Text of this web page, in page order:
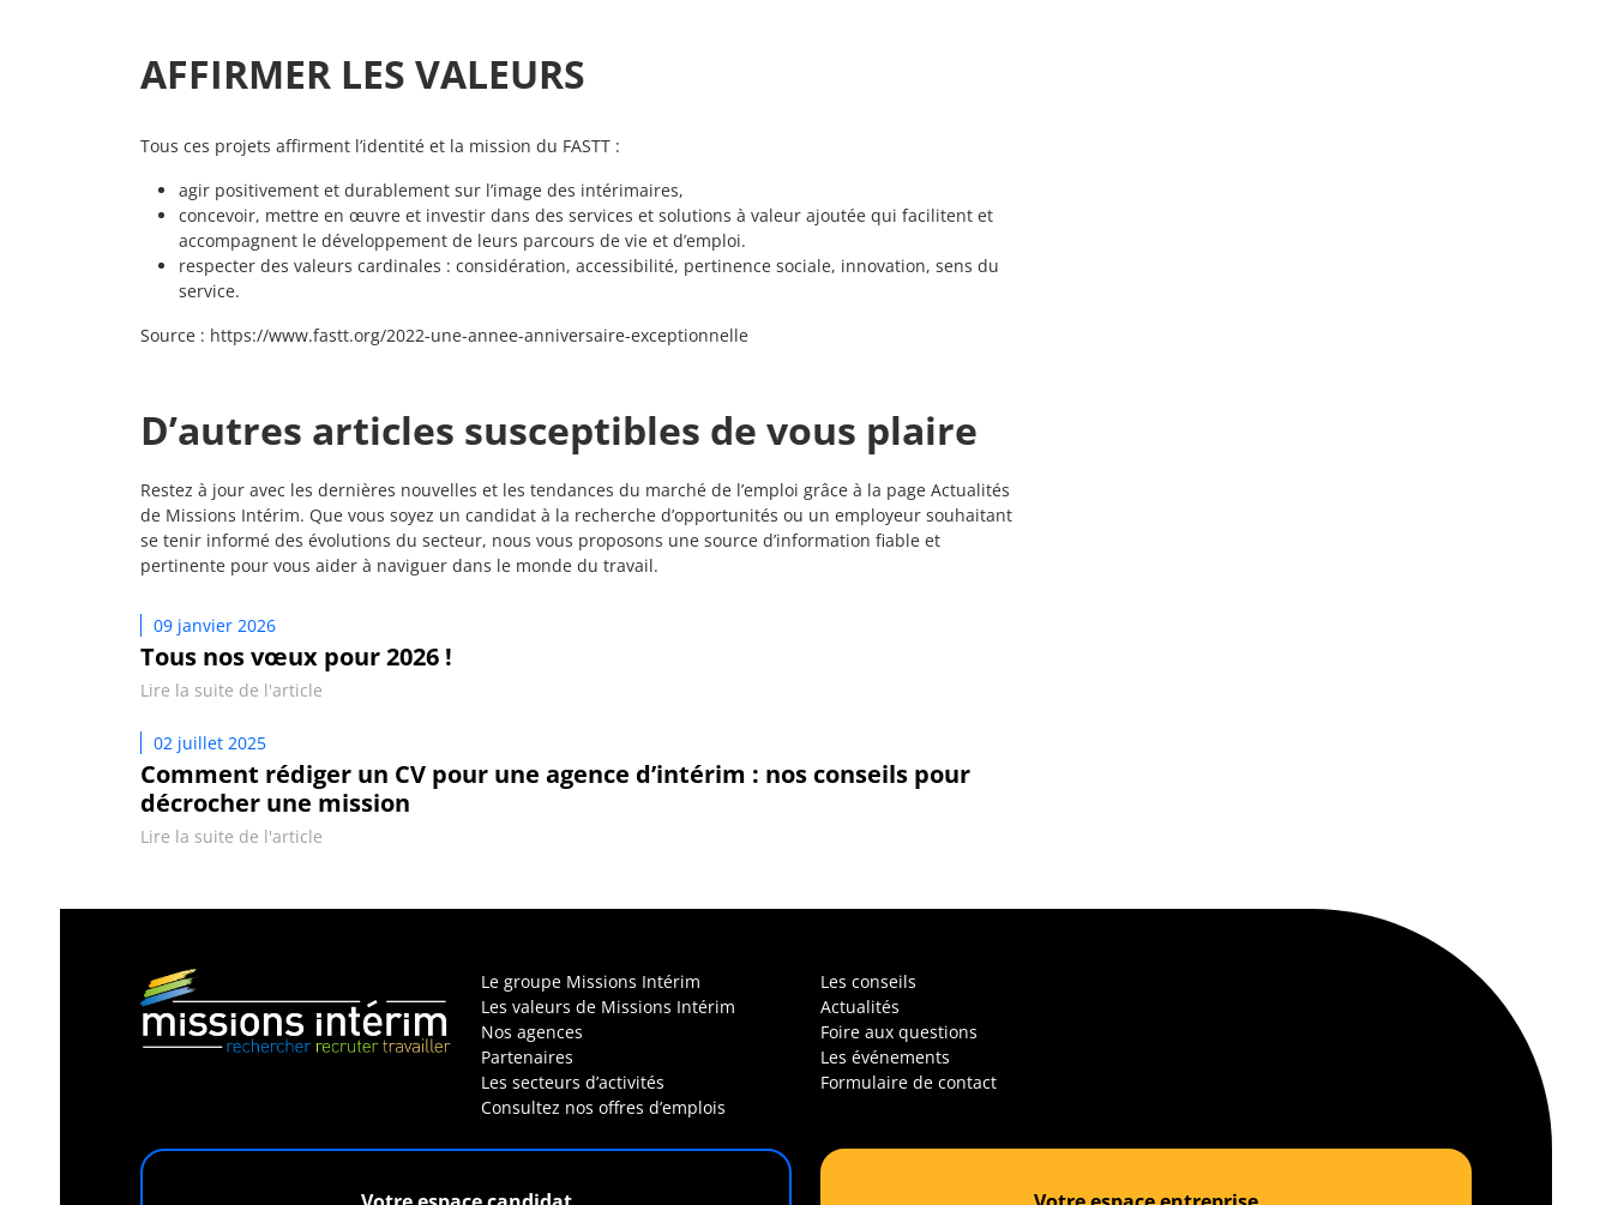
AFFIRMER LES VALEURS
Tous ces projets affirment l’identité et la mission du FASTT :
agir positivement et durablement sur l’image des intérimaires,
concevoir, mettre en œuvre et investir dans des services et solutions à valeur ajoutée qui facilitent et
accompagnent le développement de leurs parcours de vie et d’emploi.
respecter des valeurs cardinales : considération, accessibilité, pertinence sociale, innovation, sens du
service.
Source : https://www.fastt.org/2022-une-annee-anniversaire-exceptionnelle
D’autres articles susceptibles de vous plaire
Restez à jour avec les dernières nouvelles et les tendances du marché de l’emploi grâce à la page Actualités
de Missions Intérim. Que vous soyez un candidat à la recherche d’opportunités ou un employeur souhaitant
se tenir informé des évolutions du secteur, nous vous proposons une source d’information fiable et
pertinente pour vous aider à naviguer dans le monde du travail.
09 janvier 2026
Tous nos vœux pour 2026 !
Lire la suite de l'article
02 juillet 2025
Comment rédiger un CV pour une agence d’intérim : nos conseils pour
décrocher une mission
Lire la suite de l'article
Le groupe Missions Intérim
Les valeurs de Missions Intérim
Nos agences
Partenaires
Les secteurs d’activités
Consultez nos offres d’emplois
Les conseils
Actualités
Foire aux questions
Les événements
Formulaire de contact